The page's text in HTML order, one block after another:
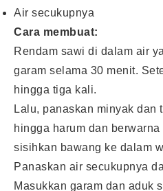
Air secukupnya
Cara membuat:
Rendam sawi di dalam air
garam selama 30 menit.
hingga tiga kali.
Lalu, panaskan minyak dan
hingga harum dan
sisihkan bawang ke dalam
Panaskan air secukupnya
Masukkan garam dan aduk